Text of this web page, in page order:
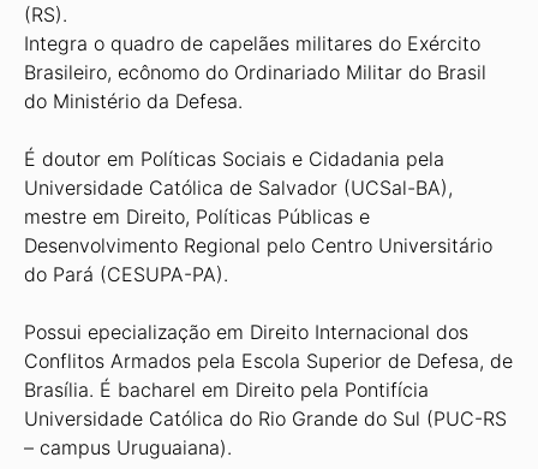
(RS).
Integra o quadro de capelães militares do Exército
Brasileiro, ecônomo do Ordinariado Militar do Brasil
do Ministério da Defesa.
É doutor em Políticas Sociais e Cidadania pela
Universidade Católica de Salvador (UCSal-BA),
mestre em Direito, Políticas Públicas e
Desenvolvimento Regional pelo Centro Universitário
do Pará (CESUPA-PA).
Possui epecialização em Direito Internacional dos
Conflitos Armados pela Escola Superior de Defesa, de
Brasília. É bacharel em Direito pela Pontifícia
Universidade Católica do Rio Grande do Sul (PUC-RS
– campus Uruguaiana).